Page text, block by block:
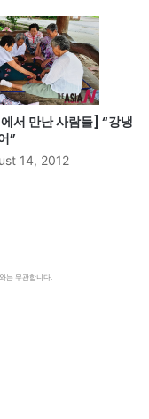
서 만난 사람들] “강냉
”
14, 2012
는 무관합니다.